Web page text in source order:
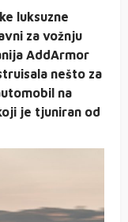
luksuzne
za vožnju
AddArmor
nešto za
na
je tjuniran od